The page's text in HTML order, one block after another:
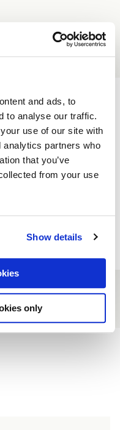
and ads, to
to analyse our traffic.
use of our site with
analytics partners who
that you’ve
from your use
Show details
only
je wil?